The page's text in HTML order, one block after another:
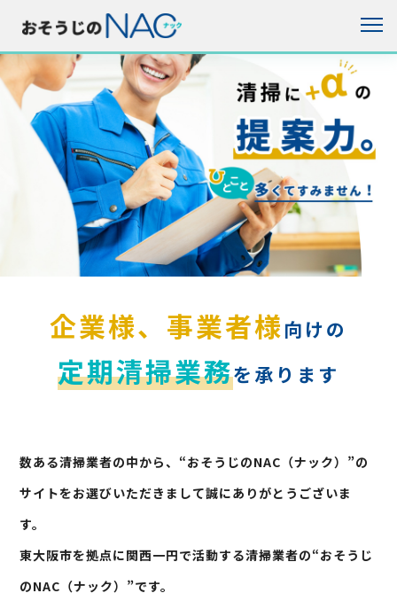
企業様、事業者様向けの
定期清掃業務を承ります
数ある清掃業者の中から、“おそうじのNAC（ナック）”の
サイトをお選びいただきまして誠にありがとうございま
す。
東大阪市を拠点に関西一円で活動する清掃業者の“おそうじ
のNAC（ナック）”です。